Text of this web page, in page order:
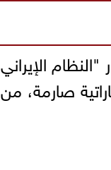
الإيراني
صارمة، من